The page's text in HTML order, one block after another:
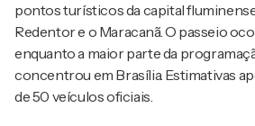
pontos turísticos da capital
Redentor e o Maracanã. O passeio
enquanto a maior parte da
concentrou em Brasília. Estimativas
de 50 veículos oficiais.